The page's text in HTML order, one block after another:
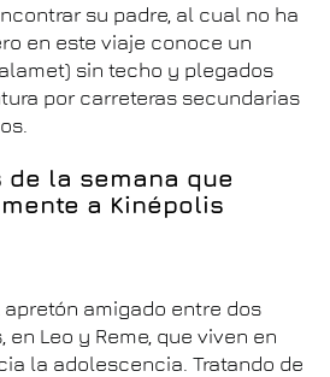
su padre, al cual no ha
en este viaje conoce un
sin techo y plegados
por carreteras secundarias
la semana que
a Kinépolis
apretón amigado entre dos
Leo y Reme, que viven en
la adolescencia. Tratando de